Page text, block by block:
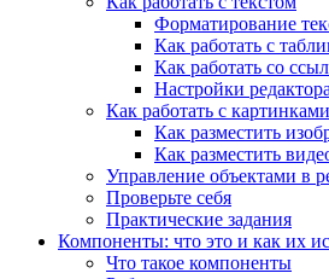
Форматирование
Как работать с
Как работать со
Настройки
Как работать с
Как разместить
Как разместить
Управление объектами в
Проверьте себя
Практические задания
Компоненты: что это и как их
Что такое компоненты